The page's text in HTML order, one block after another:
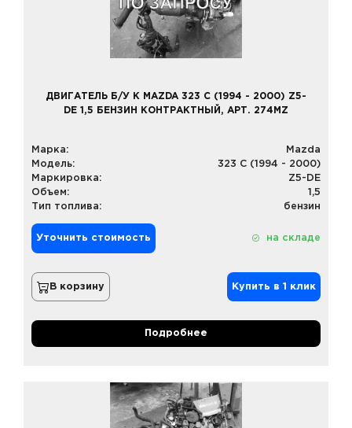
ДВИГАТЕЛЬ Б/У К MAZDA 323 C (1994 - 2000) Z5-
DE 1,5 БЕНЗИН КОНТРАКТНЫЙ, АРТ. 274MZ
Марка:
Mazda
Модель:
323 C (1994 - 2000)
Маркировка:
Z5-DE
Объем:
1,5
Тип топлива:
бензин
Уточнить стоимость на складе
В корзину Купить в 1 клик
Подробнее